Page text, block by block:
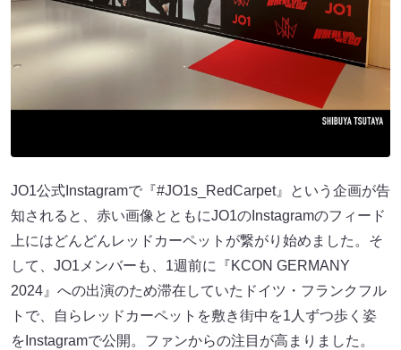
JO1公式Instagramで『#JO1s_RedCarpet』という企画が告
知されると、⾚い画像とともにJO1のInstagramのフィード
上にはどんどんレッドカーペットが繋がり始めました。そ
して、JO1メンバーも、1週前に『KCON GERMANY
2024』への出演のため滞在していたドイツ・フランクフル
トで、⾃らレッドカーペットを敷き街中を1⼈ずつ歩く姿
をInstagramで公開。ファンからの注⽬が⾼まりました。